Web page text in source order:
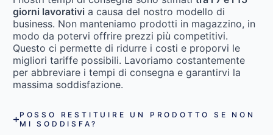
giorni lavorativi a causa del nostro modello di
business. Non manteniamo prodotti in magazzino, in
modo da potervi offrire prezzi più competitivi.
Questo ci permette di ridurre i costi e proporvi le
migliori tariffe possibili. Lavoriamo costantemente
per abbreviare i tempi di consegna e garantirvi la
massima soddisfazione.
POSSO RESTITUIRE UN PRODOTTO SE NON
MI SODDISFA?